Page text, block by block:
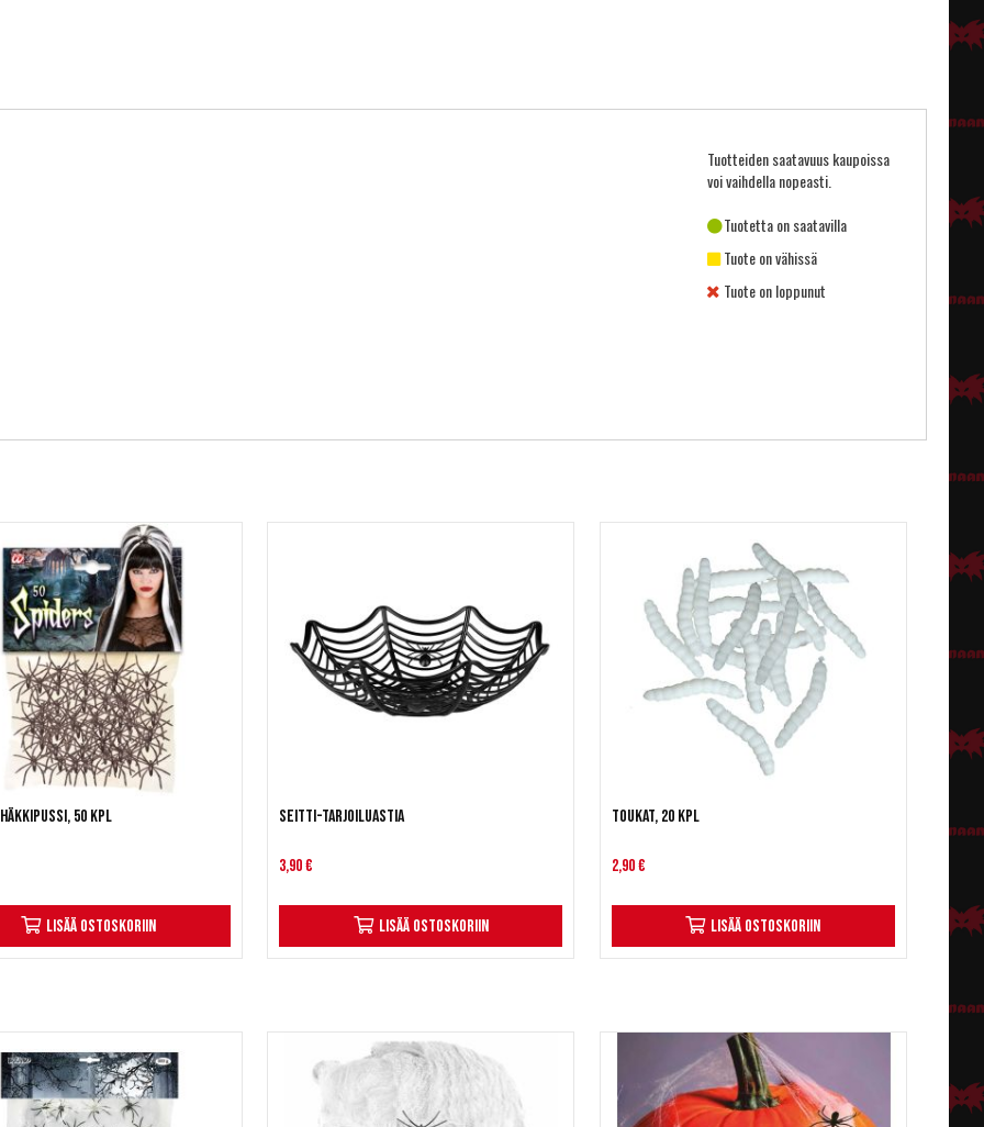
Tuotteiden saatavuus kaupoissa
voi vaihdella nopeasti.
Tuotetta on saatavilla
Tuote on vähissä
Tuote on loppunut
50 kpl
Lisää ostoskoriin
Seitti-tarjoiluastia
3,90 €
Lisää ostoskoriin
Toukat, 20 kpl
2,90 €
Lisää ostoskoriin